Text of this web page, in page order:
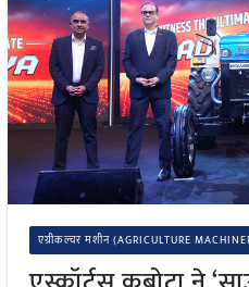
एग्रीकल्चर मशीन (AGRICULTURE